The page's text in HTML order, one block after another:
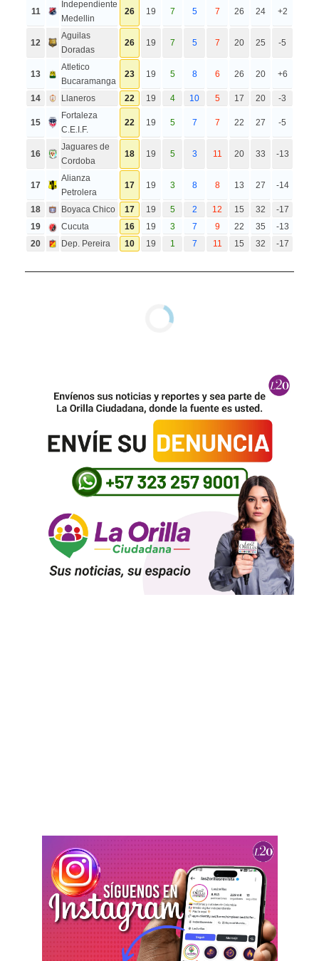
11
Independiente
Medellin
26 19 7 5 7 26 24 +2
12
Aguilas
Doradas
26 19 7 5 7 20 25 -5
13
Atletico
Bucaramanga
23 19 5 8 6 26 20 +6
14 Llaneros 22 19 4 10 5 17 20 -3
15
Fortaleza
C.E.I.F.
22 19 5 7 7 22 27 -5
16
Jaguares de
Cordoba
18 19 5 3 11 20 33 -13
17
Alianza
Petrolera
17 19 3 8 8 13 27 -14
18 Boyaca Chico 17 19 5 2 12 15 32
-17
19
Cucuta 16 19 3 7 9 22 35
-13
20
Dep. Pereira 10 19 1 7 11 15 32 -17